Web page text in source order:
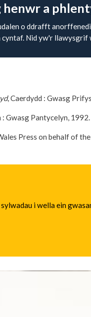
henwr a
o ddrafft
Nid yw'r
, Caerdydd : Gwasg
: Gwasg Pantycelyn, 1992.
Press on behalf of
i wella ein